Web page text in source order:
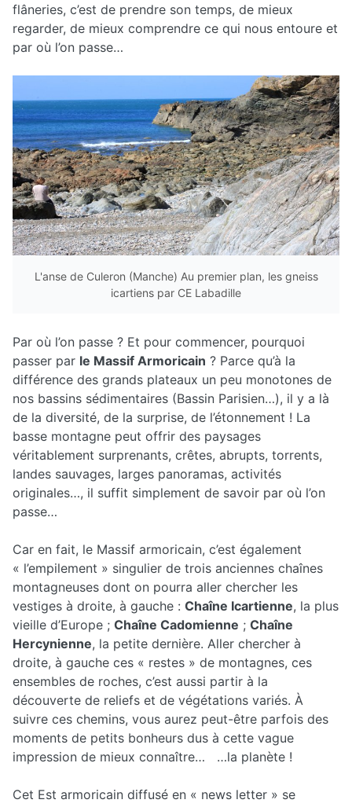
flâneries, c’est de prendre son temps, de mieux
regarder, de mieux comprendre ce qui nous entoure et
par où l’on passe…
L'anse de Culeron (Manche) Au premier plan, les gneiss
icartiens par CE Labadille
Par où l’on passe ? Et pour commencer, pourquoi
passer par le Massif Armoricain ? Parce qu’à la
différence des grands plateaux un peu monotones de
nos bassins sédimentaires (Bassin Parisien…), il y a là
de la diversité, de la surprise, de l’étonnement ! La
basse montagne peut offrir des paysages
véritablement surprenants, crêtes, abrupts, torrents,
landes sauvages, larges panoramas, activités
originales…, il suffit simplement de savoir par où l’on
passe…
Car en fait, le Massif armoricain, c’est également
« l’empilement » singulier de trois anciennes chaînes
montagneuses dont on pourra aller chercher les
vestiges à droite, à gauche : Chaîne Icartienne, la plus
vieille d’Europe ; Chaîne Cadomienne ; Chaîne
Hercynienne, la petite dernière. Aller chercher à
droite, à gauche ces « restes » de montagnes, ces
ensembles de roches, c’est aussi partir à la
découverte de reliefs et de végétations variés. À
suivre ces chemins, vous aurez peut-être parfois des
moments de petits bonheurs dus à cette vague
impression de mieux connaître… …la planète !
Cet Est armoricain diffusé en « news letter » se